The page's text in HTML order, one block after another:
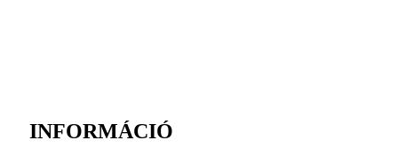
INFORMÁCIÓ